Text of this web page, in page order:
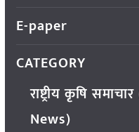
E-paper
CATEGORY
राष्ट्रीय कृषि
News)